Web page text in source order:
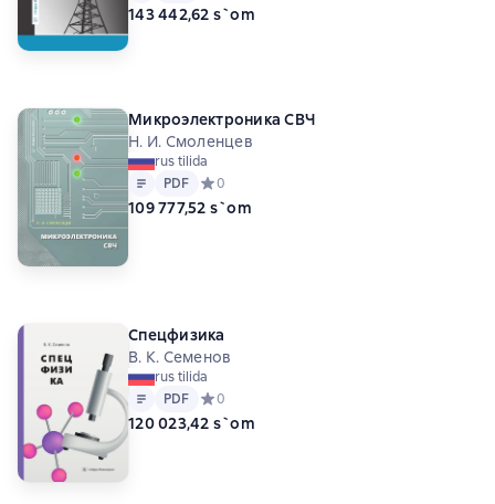
143 442,62 s`om
Микроэлектроника СВЧ
Н. И. Смоленцев
rus tilida
Matn
PDF
PDF Средний рейтинг 0 на основе 0 оценок
0
109 777,52 s`om
Спецфизика
В. К. Семенов
rus tilida
Matn
PDF
PDF Средний рейтинг 0 на основе 0 оценок
0
120 023,42 s`om